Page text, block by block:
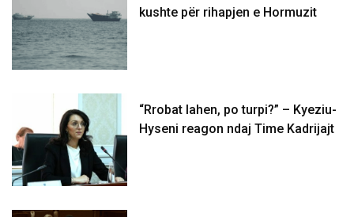
kushte për rihapjen e Hormuzit
“Rrobat lahen, po turpi?” – Kyeziu-
Hyseni reagon ndaj Time Kadrijajt